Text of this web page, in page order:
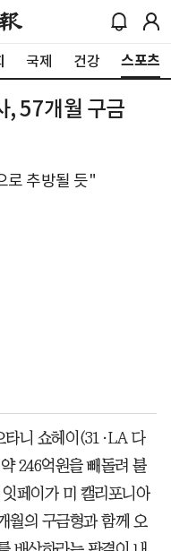
국제 건강 스포츠
, 57개월 구금
로 추방될 듯"
타니 쇼헤이(31·LA 다
246억원을 빼돌려 불
페이가 미 캘리포니아
월의 구금형과 함께 오